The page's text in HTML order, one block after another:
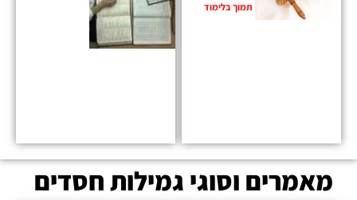
תמוך בלימוד
מאמרים וסוגי גמילות חסדים